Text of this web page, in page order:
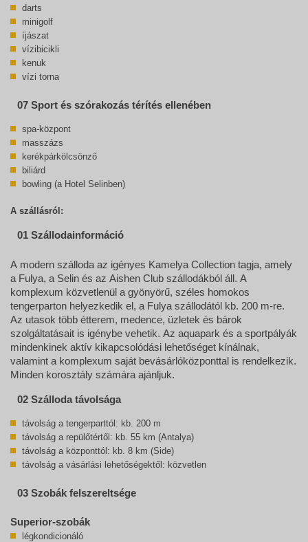
darts
minigolf
íjászat
vízibicikli
kenuk
vízi torna
07 Sport és szórakozás térítés ellenében
spa-központ
masszázs
kerékpárkölcsönző
biliárd
bowling (a Hotel Selinben)
A szállásról:
01 Szállodainformáció
A modern szálloda az igényes Kamelya Collection tagja, amely
a Fulya, a Selin és az Aishen Club szállodákból áll. A
komplexum közvetlenül a gyönyörű, széles homokos
tengerparton helyezkedik el, a Fulya szállodától kb. 200 m-re.
Az utasok több étterem, medence, üzletek és bárok
szolgáltatásait is igénybe vehetik. Az aquapark és a sportpályák
mindenkinek aktív kikapcsolódási lehetőséget kínálnak,
valamint a komplexum saját bevásárlóközponttal is rendelkezik.
Minden korosztály számára ajánljuk.
02 Szálloda távolsága
távolság a tengerparttól: kb. 200 m
távolság a repülőtértől: kb. 55 km (Antalya)
távolság a központtól: kb. 8 km (Side)
távolság a vásárlási lehetőségektől: közvetlen
03 Szobák felszereltsége
Superior-szobák
légkondicionáló